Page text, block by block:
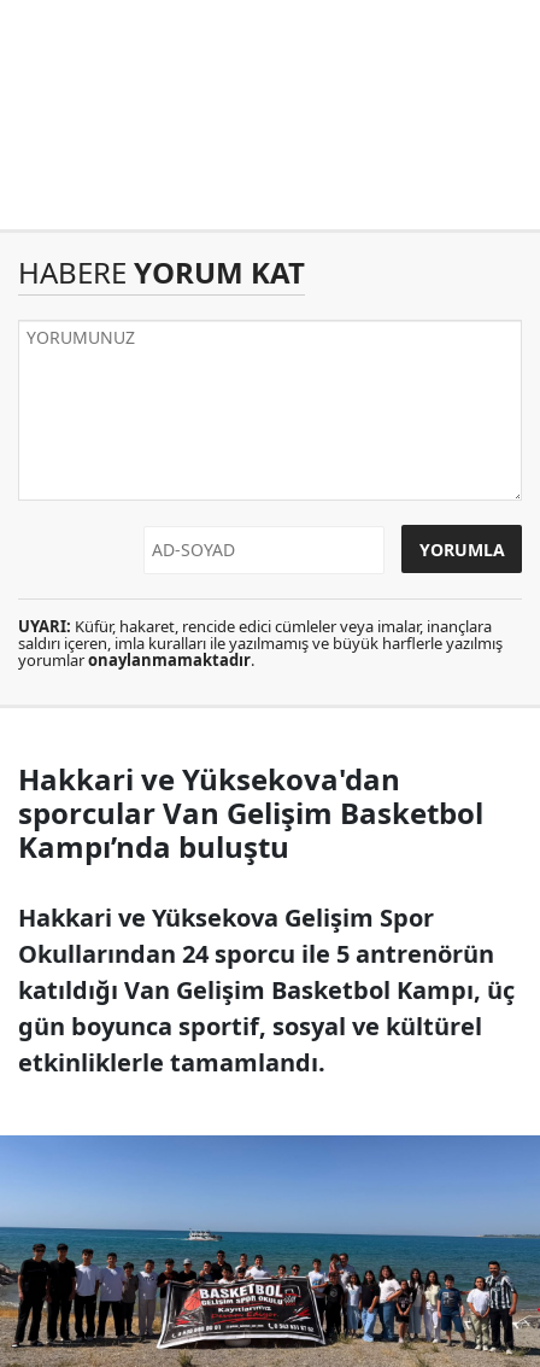
HABERE YORUM KAT
UYARI: Küfür, hakaret, rencide edici cümleler veya imalar, inançlara
saldırı içeren, imla kuralları ile yazılmamış ve büyük harflerle yazılmış
yorumlaronaylanmamaktadır.
Hakkari ve Yüksekova'dan
sporcular Van Gelişim Basketbol
Kampı’nda buluştu
Hakkari ve Yüksekova Gelişim Spor
Okullarından 24 sporcu ile 5 antrenörün
katıldığı Van Gelişim Basketbol Kampı, üç
gün boyunca sportif, sosyal ve kültürel
etkinliklerle tamamlandı.